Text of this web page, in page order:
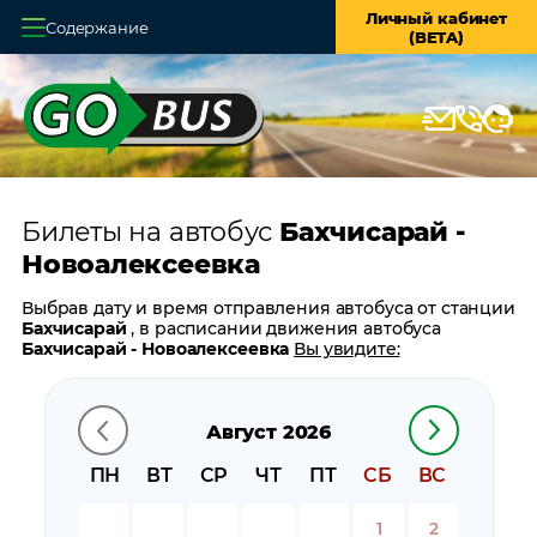
Содержание
Личный кабинет
(BETA)
Главная
О системе
Оплата и доставка
Возврат билетов
Заказ автобуса
Контакты
Билеты на автобус Бахчисарай -
Новоалексеевка
Август 2026
ПН
ВТ СР ЧТ ПТ СБ ВС
1 2
Выбрав дату и время отправления автобуса от станции
Бахчисарай, в расписании движения автобуса
Бахчисарай - Новоалексеевка Вы увидите:
время прибытия
время в пути
цену билета